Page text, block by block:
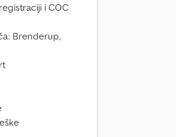
i COC
Brenderup,